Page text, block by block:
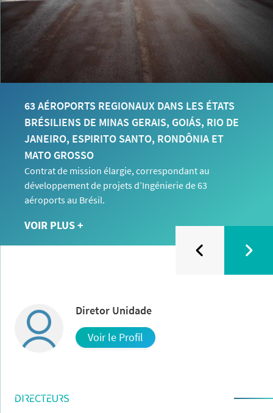
63 AÉROPORTS REGIONAUX DANS LES ÉTATS
BRÉSILIENS DE MINAS GERAIS, GOIÁS, RIO DE
JANEIRO, ESPIRITO SANTO, RONDÔNIA ET
MATO GROSSO
Contrat de mission élargie, correspondant au
développement de projets d’Ingénierie de 63
aéroports au Brésil.
VOIR PLUS +
Diretor Unidade
Voir le Profil
DIRECTEURS